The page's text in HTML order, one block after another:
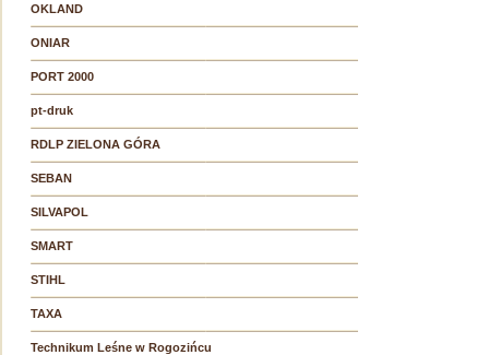
OKLAND
ONIAR
PORT 2000
pt-druk
RDLP ZIELONA GÓRA
SEBAN
SILVAPOL
SMART
STIHL
TAXA
Technikum Leśne w Rogozińcu